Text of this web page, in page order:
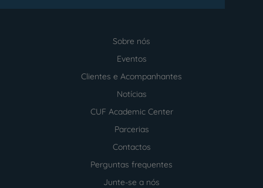
Sobre nós
Eventos
Clientes e Acompanhantes
Notícias
CUF Academic Center
Parcerias
Contactos
Perguntas frequentes
Junte-se a nós